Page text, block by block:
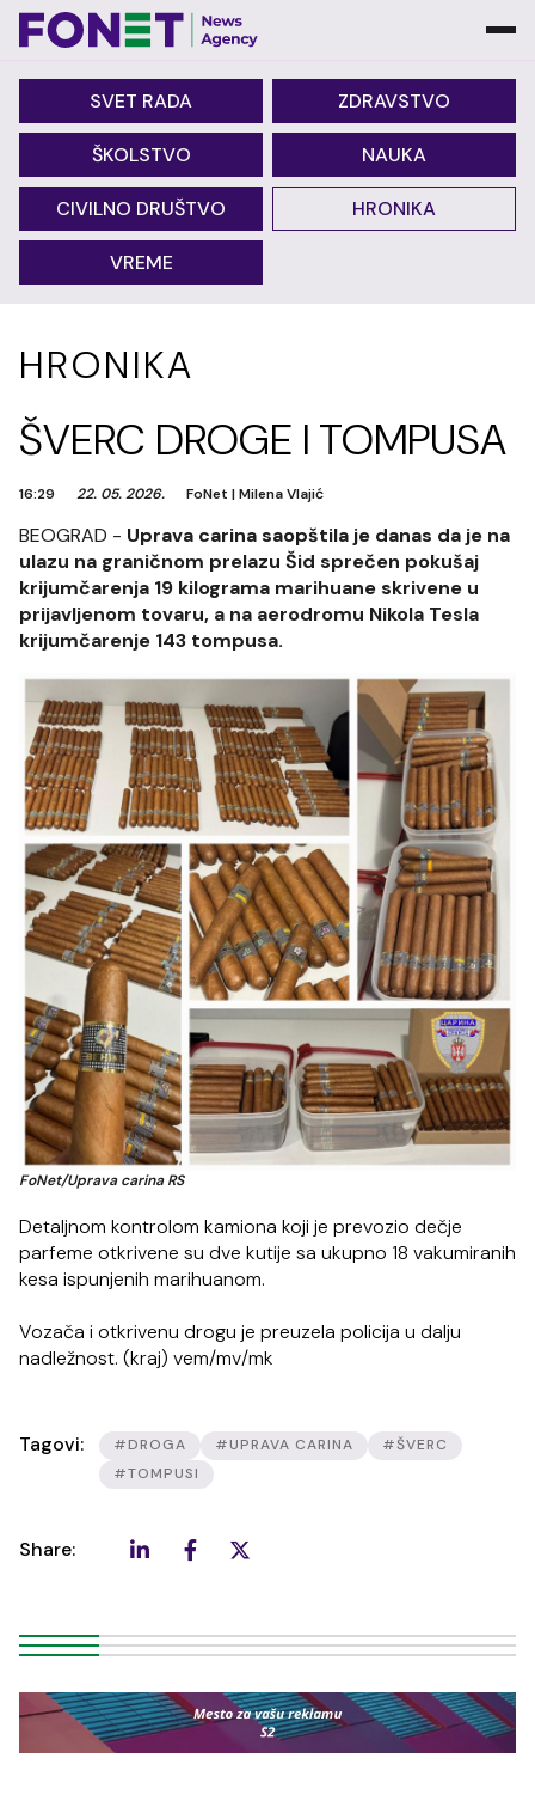
SVET RADA ZDRAVSTVO
ŠKOLSTVO NAUKA
CIVILNO DRUŠTVO HRONIKA
VREME
HRONIKA
ŠVERC DROGE I TOMPUSA
16:29 22. 05. 2026. FoNet |Milena Vlajić
BEOGRAD - Uprava carina saopštila je danas da je na
ulazu na graničnom prelazu Šid sprečen pokušaj
krijumčarenja 19 kilograma marihuane skrivene u
prijavljenom tovaru, a na aerodromu Nikola Tesla
krijumčarenje 143 tompusa.
FoNet/Uprava carina RS
Detaljnom kontrolom kamiona koji je prevozio dečje
parfeme otkrivene su dve kutije sa ukupno 18 vakumiranih
kesa ispunjenih marihuanom.
Vozača i otkrivenu drogu je preuzela policija u dalju
nadležnost. (kraj) vem/mv/mk
Tagovi: #DROGA #UPRAVA CARINA
#ŠVERC
#TOMPUSI
Share: